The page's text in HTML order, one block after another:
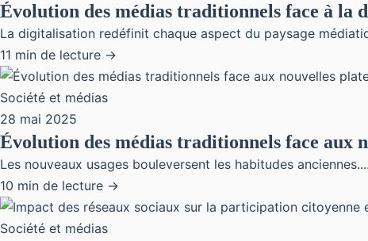
Évolution des médias traditionnels face à la
La digitalisation redéfinit chaque aspect du paysage
11 min de lecture →
Société et médias
28 mai 2025
Évolution des médias traditionnels face aux
Les nouveaux usages bouleversent les habitudes anciennes....
10 min de lecture →
Société et médias